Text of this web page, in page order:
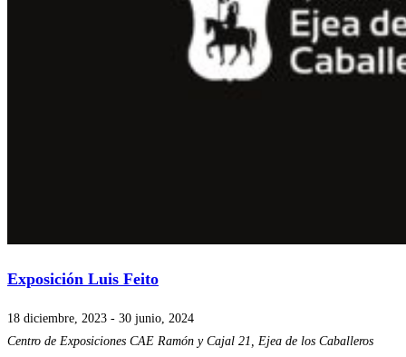
Exposición Luis Feito
18 diciembre, 2023 - 30 junio, 2024
Centro de Exposiciones CAE Ramón y Cajal 21, Ejea de los Caballeros